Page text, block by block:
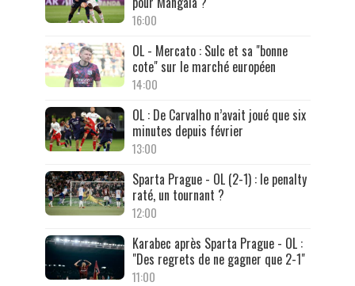
16:00
OL - Mercato : Sulc et sa "bonne
cote" sur le marché européen
14:00
OL : De Carvalho n’avait joué que six
minutes depuis février
13:00
Sparta Prague - OL (2-1) : le penalty
raté, un tournant ?
12:00
Karabec après Sparta Prague - OL :
"Des regrets de ne gagner que 2-1"
11:00